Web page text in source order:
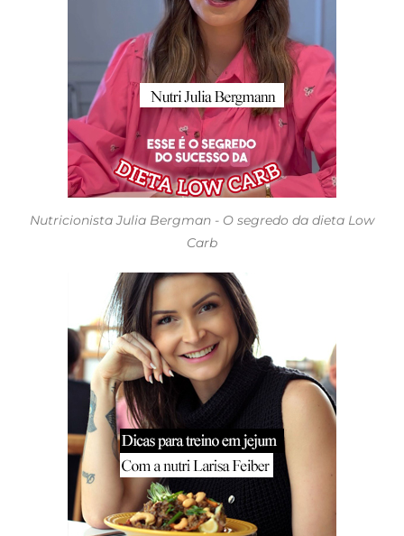
Nutricionista Julia Bergman - O segredo da dieta Low
Carb